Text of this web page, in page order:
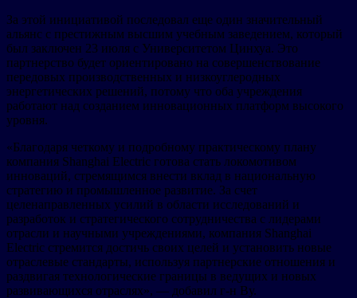
За этой инициативой последовал еще один значительный
альянс с престижным высшим учебным заведением, который
был заключен 23 июля с Университетом Цинхуа. Это
партнерство будет ориентировано на совершенствование
передовых производственных и низкоуглеродных
энергетических решений, потому что оба учреждения
работают над созданием инновационных платформ высокого
уровня.
«Благодаря четкому и подробному практическому плану
компания Shanghai Electric готова стать локомотивом
инноваций, стремящимся внести вклад в национальную
стратегию и промышленное развитие. За счет
целенаправленных усилий в области исследований и
разработок и стратегического сотрудничества с лидерами
отрасли и научными учреждениями, компания Shanghai
Electric стремится достичь своих целей и установить новые
отраслевые стандарты, используя партнерские отношения и
раздвигая технологические границы в ведущих и новых
развивающихся отраслях», — добавил г-н Ву.